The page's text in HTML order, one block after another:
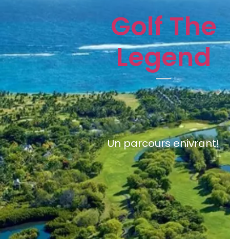
Golf The
Legend
Un parcours enivrant!